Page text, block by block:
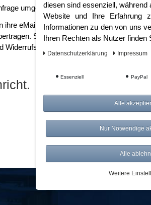
umgehend bearbeiten!
ihre eMail-Adresse um ihnen antworten zu
Sie erklären sich damit
finden sie in unserer
diesen sind essenziell, während
Website und Ihre Erfahrung
Informationen zu den von uns
Ihren Rechten als Nutzer finden
Daten­schutz­erklärung Impressum
Essenziell PayPal
Alle
Nur Notwendige
Alle
Weitere